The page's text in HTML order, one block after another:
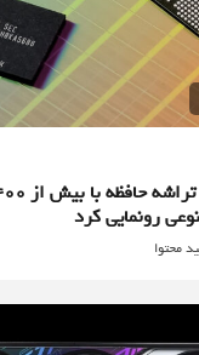
رونمایی کرد
محتوا